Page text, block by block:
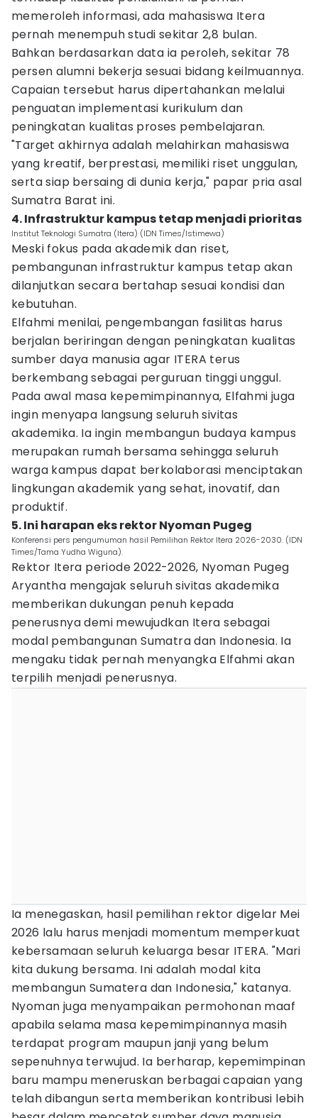
memeroleh informasi, ada mahasiswa Itera
pernah menempuh studi sekitar 2,8 bulan.
Bahkan berdasarkan data ia peroleh, sekitar 78
persen alumni bekerja sesuai bidang keilmuannya.
Capaian tersebut harus dipertahankan melalui
penguatan implementasi kurikulum dan
peningkatan kualitas proses pembelajaran.
"Target akhirnya adalah melahirkan mahasiswa
yang kreatif, berprestasi, memiliki riset unggulan,
serta siap bersaing di dunia kerja," papar pria asal
Sumatra Barat ini.
4. Infrastruktur kampus tetap menjadi prioritas
Institut Teknologi Sumatra (Itera) (IDN Times/Istimewa)
Meski fokus pada akademik dan riset,
pembangunan infrastruktur kampus tetap akan
dilanjutkan secara bertahap sesuai kondisi dan
kebutuhan.
Elfahmi menilai, pengembangan fasilitas harus
berjalan beriringan dengan peningkatan kualitas
sumber daya manusia agar ITERA terus
berkembang sebagai perguruan tinggi unggul.
Pada awal masa kepemimpinannya, Elfahmi juga
ingin menyapa langsung seluruh sivitas
akademika. Ia ingin membangun budaya kampus
merupakan rumah bersama sehingga seluruh
warga kampus dapat berkolaborasi menciptakan
lingkungan akademik yang sehat, inovatif, dan
produktif.
5. Ini harapan eks rektor Nyoman Pugeg
Konferensi pers pengumuman hasil Pemilihan Rektor Itera 2026-2030. (IDN
Times/Tama Yudha Wiguna).
Rektor Itera periode 2022-2026, Nyoman Pugeg
Aryantha mengajak seluruh sivitas akademika
memberikan dukungan penuh kepada
penerusnya demi mewujudkan Itera sebagai
modal pembangunan Sumatra dan Indonesia. Ia
mengaku tidak pernah menyangka Elfahmi akan
terpilih menjadi penerusnya.
Ia menegaskan, hasil pemilihan rektor digelar Mei
2026 lalu harus menjadi momentum memperkuat
kebersamaan seluruh keluarga besar ITERA. "Mari
kita dukung bersama. Ini adalah modal kita
membangun Sumatera dan Indonesia," katanya.
Nyoman juga menyampaikan permohonan maaf
apabila selama masa kepemimpinannya masih
terdapat program maupun janji yang belum
sepenuhnya terwujud. Ia berharap, kepemimpinan
baru mampu meneruskan berbagai capaian yang
telah dibangun serta memberikan kontribusi lebih